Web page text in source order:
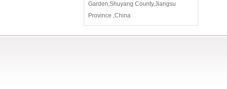
Garden,Shuyang County,Jiangsu
Province ,China